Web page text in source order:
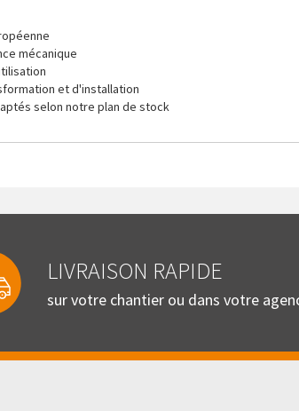
mécanique
et d'installation
selon notre plan de stock
LIVRAISON RAPIDE
sur votre chantier ou dans votre